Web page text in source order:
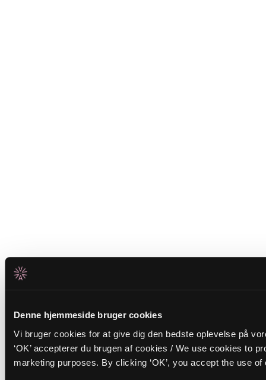
Denne hjemmeside bruger cookies
Vi bruger cookies for at give dig den bedste oplevelse på
‘OK’ accepterer du brugen af cookies / We use cookies to
marketing purposes. By clicking ‘OK’, you accept the use of